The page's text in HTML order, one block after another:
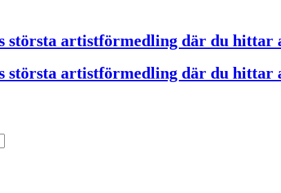
största artistförmedling där du hittar
största artistförmedling där du hittar